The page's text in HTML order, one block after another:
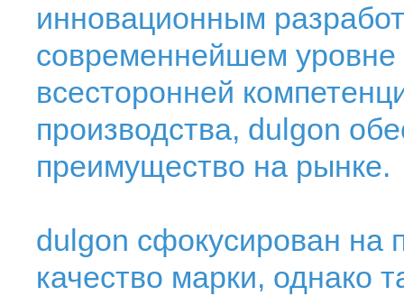
инновационным
современнейшем уровне
всесторонней
производства, dulgon
преимущество на рынке.
dulgon сфокусирован на
качество марки, однако